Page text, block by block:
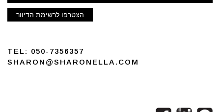
הצטרפו לרשימת הדיוור
TEL:050-7356357
SHARON@SHARONELLA.COM